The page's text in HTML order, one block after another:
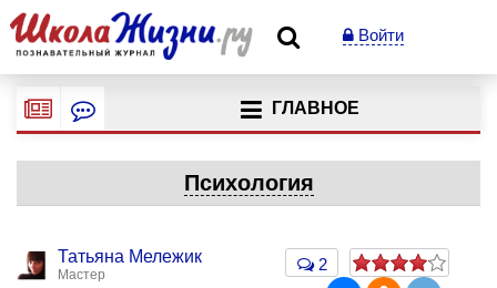
Войти
ГЛАВНОЕ
Психология
Татьяна Мележик
Мастер
2